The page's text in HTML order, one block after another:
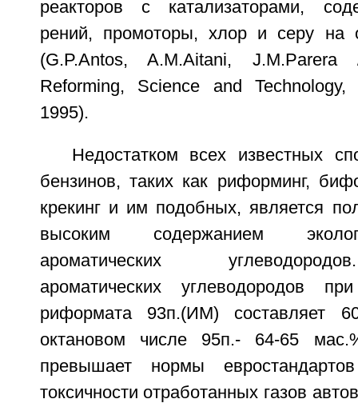
реакторов с катализаторами,
рений, промоторы, хлор и серу на
(G.P.Antos, A.M.Aitani,
Reforming, Science and
1995).
Недостатком всех известных
бензинов, таких как риформинг,
крекинг и им подобных, является
высоким содержанием
ароматических
ароматических углеводородов
риформата 93п.(ИМ) составляет
октановом числе 95п.- 64-65
превышает нормы
токсичности отработанных газов